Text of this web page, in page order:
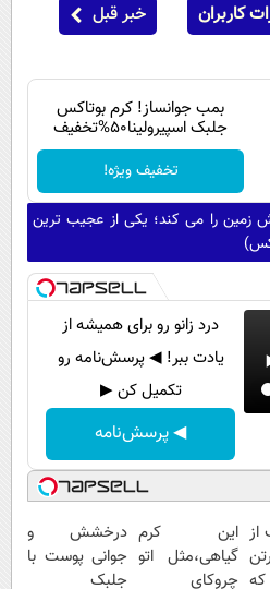
کاربران خبر قبل
بمب جوانساز! کرم بوتاکس
جلبک اسپیرولینا50%تخفیف
تخفیف ویژه!
زمین را می کند؛ یکی از عجیب ترین
درد زانو رو برای همیشه از
یادت ببر! ◀ پرسش‌نامه رو
تکمیل کن ▶
◀ پرسش‌نامه
از این کرم
گیاهی،مثل اتو
چروکای
درخشش و
جوانی پوست با
جلبک